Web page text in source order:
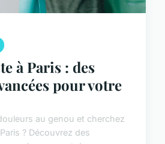
à Paris : des
pour votre
au genou et cherchez
? Découvrez des